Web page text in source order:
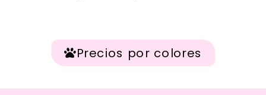
Precios por colores